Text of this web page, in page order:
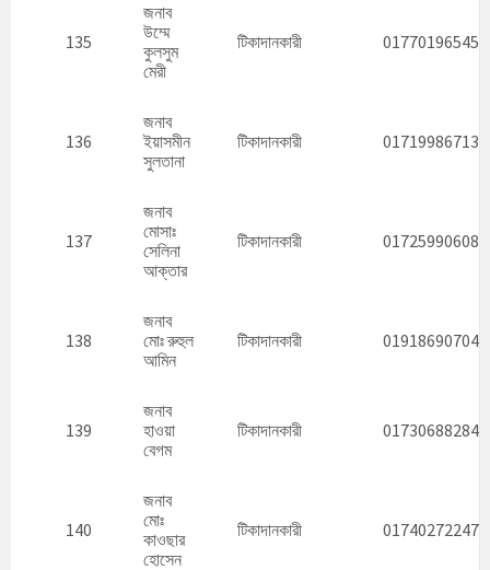
135
জনাব
উম্মে
কুলসুম
মেরী
টিকাদানকারী 01770196545
136
জনাব
ইয়াসমীন
সুলতানা
টিকাদানকারী 01719986713
137
জনাব
মোসাঃ
সেলিনা
আক্তার
টিকাদানকারী 01725990608
138
জনাব
মোঃ রুহুল
আমিন
টিকাদানকারী 01918690704
139
জনাব
হাওয়া
বেগম
টিকাদানকারী 01730688284
140
জনাব
মোঃ
কাওছার
হোসেন
টিকাদানকারী 01740272247